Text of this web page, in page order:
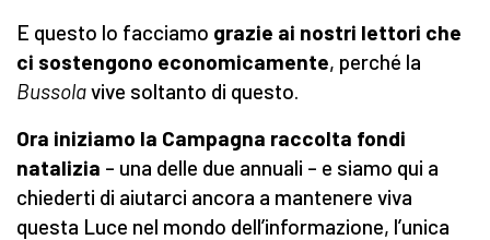
E questo lo facciamo grazie ai nostri lettori che
ci sostengono economicamente, perché la
Bussolavive soltanto di questo.
Ora iniziamo la Campagna raccolta fondi
natalizia – una delle due annuali – e siamo qui a
chiederti di aiutarci ancora a mantenere viva
questa Luce nel mondo dell’informazione, l’unica